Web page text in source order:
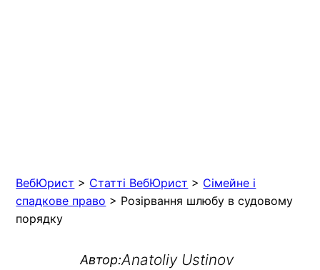
ВебЮрист > Статті ВебЮрист > Сімейне і
спадкове право > Розірвання шлюбу в судовому
порядку
Автор:Anatoliy Ustinov